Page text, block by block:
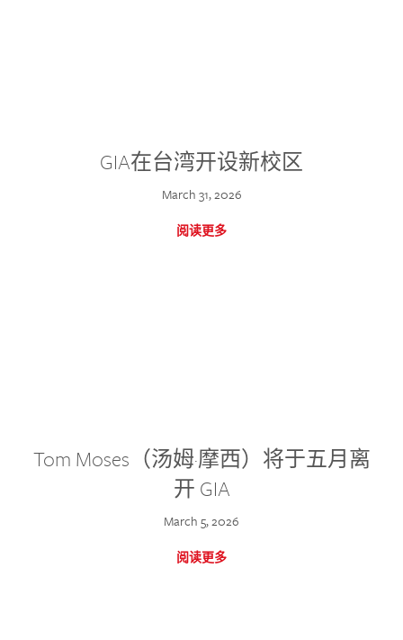
GIA在台湾开设新校区
March 31, 2026
阅读更多
Tom Moses（汤姆·摩西）将于五月离
开 GIA
March 5, 2026
阅读更多